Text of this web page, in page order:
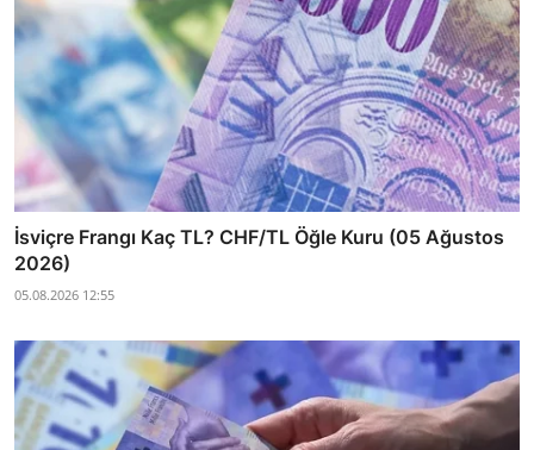
İsviçre Frangı Kaç TL? CHF/TL Öğle Kuru (05 Ağustos
2026)
05.08.2026 12:55